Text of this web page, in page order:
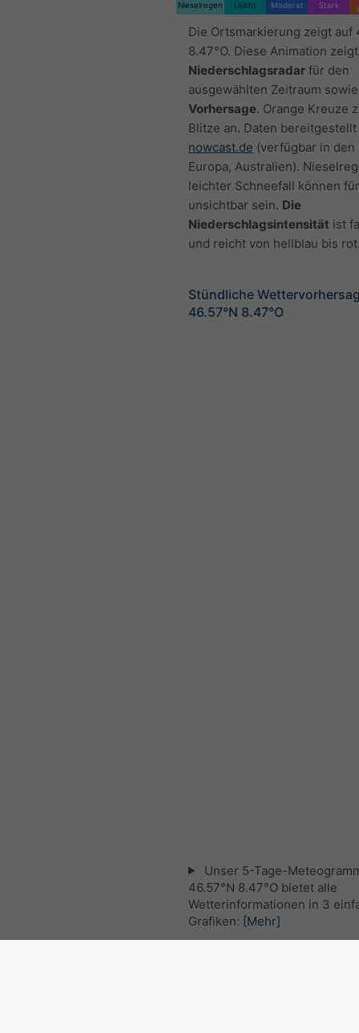
Nieselregen Leicht Moderat Stark
Die Ortsmarkierung zeigt auf
8.47°O. Diese Animation
Niederschlagsradar für den
ausgewählten Zeitraum
Vorhersage. Orange Kreuze
Blitze an. Daten
nowcast.de (verfügbar in den
Europa, Australien).
leichter Schneefall können
unsichtbar sein. Die
Niederschlagsintensität ist
und reicht von hellblau bis
Stündliche
46.57°N 8.47°O
Unser 5-Tage-
46.57°N 8.47°O bietet alle
Wetterinformationen in 3
Grafiken: [Mehr]